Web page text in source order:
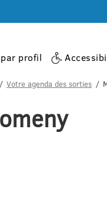
profil
Votre agenda des sorties